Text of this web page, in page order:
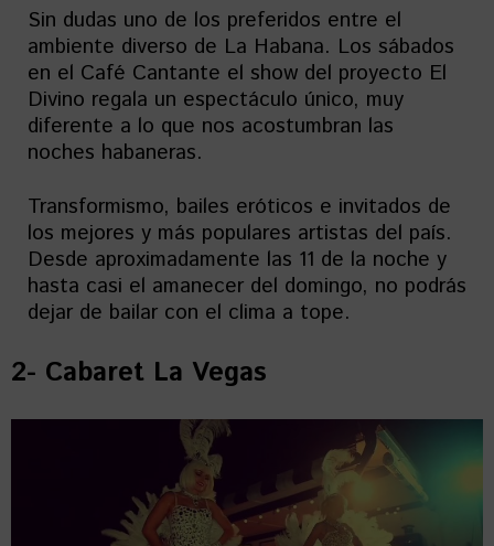
Sin dudas uno de los preferidos entre el
ambiente diverso de La Habana. Los sábados
en el Café Cantante el show del proyecto El
Divino regala un espectáculo único, muy
diferente a lo que nos acostumbran las
noches habaneras.
Transformismo, bailes eróticos e invitados de
los mejores y más populares artistas del país.
Desde aproximadamente las 11 de la noche y
hasta casi el amanecer del domingo, no podrás
dejar de bailar con el clima a tope.
2- Cabaret La Vegas